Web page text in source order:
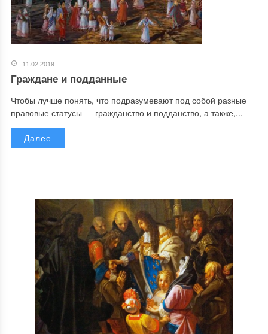
11.02.2019
Граждане и подданные
Чтобы лучше понять, что подразумевают под собой разные
правовые статусы — гражданство и подданство, а также,...
Далее